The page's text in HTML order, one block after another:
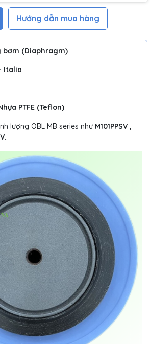
Hướng dẫn mua hàng
bơm (Diaphragm)
Italia
PTFE (Teflon)
lượng OBL MB series như M101PPSV ,